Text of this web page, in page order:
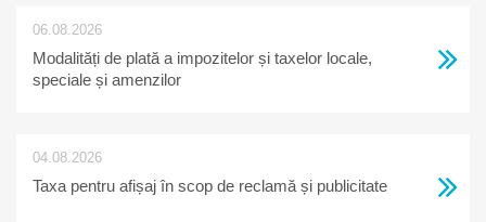
06.08.2026
Modalități de plată a impozitelor și taxelor locale,
speciale și amenzilor
04.08.2026
Taxa pentru afișaj în scop de reclamă și publicitate